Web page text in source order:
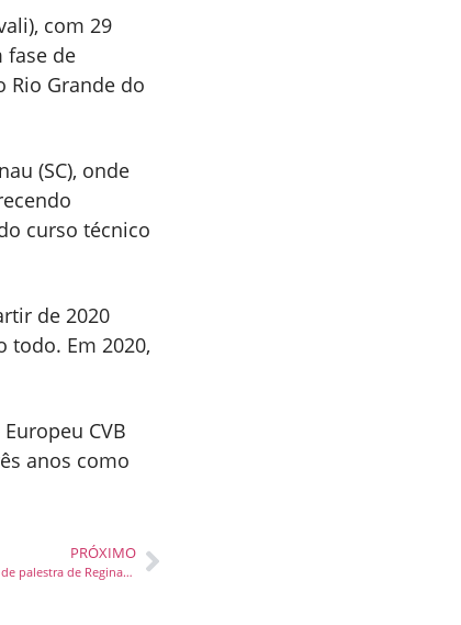
com 29
fase de
Grande do
(SC), onde
curso técnico
de 2020
todo. Em 2020,
CVB
anos como
PRÓXIMO
Como transformar desafios em oportunidades é tema de palestra de Reginaldo Boeira no Acelere Brasil 2024